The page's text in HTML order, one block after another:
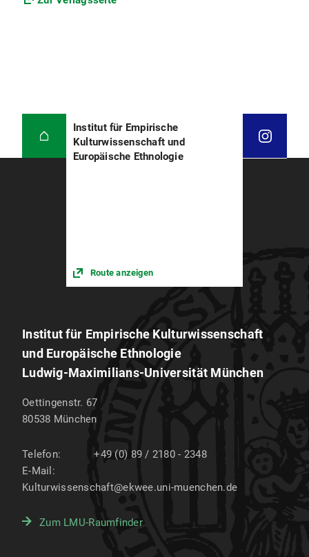
Institut für Empirische
Kulturwissenschaft und
Europäische Ethnologie
Route anzeigen
Institut für Empirische Kulturwissenschaft
und Europäische Ethnologie
Ludwig-Maximilians-Universität München
Oettingenstr. 67
80538 München
Telefon:
+49 (0) 89 / 2180 - 2348
E-Mail:
Kulturwissenschaft@ekwee.uni-muenchen.de
Zum LMU-Raumfinder